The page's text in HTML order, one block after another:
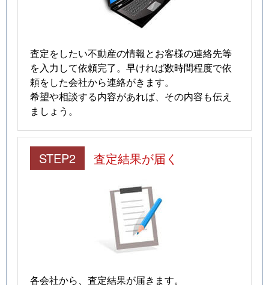
査定をしたい不動産の情報とお客様の連絡先等
を入力して依頼完了。早ければ数時間程度で依
頼をした会社から連絡がきます。
希望や相談する内容があれば、その内容も伝え
ましょう。
STEP2 査定結果が届く
各会社から、査定結果が届きます。